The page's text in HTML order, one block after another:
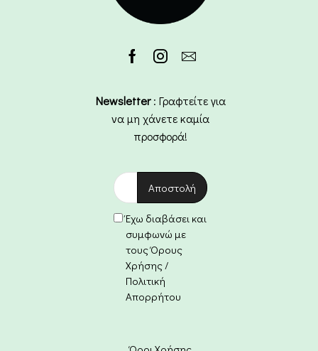
Newsletter: Γραφτείτε για
να μη χάνετε καμία
προσφορά!
Έχω διαβάσει και
συμφωνώ με
τους Όρους
Χρήσης /
Πολιτική
Απορρήτου